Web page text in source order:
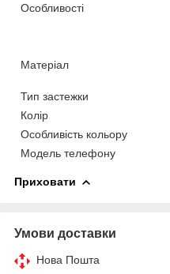
Особливості
Матеріал
Тип застежки
Колір
Особливість кольору
Модель телефону
Приховати
Умови доставки
Нова Пошта